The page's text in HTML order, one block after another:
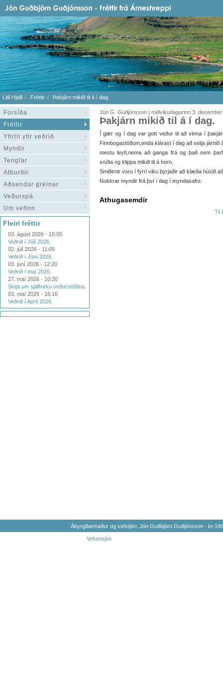
Litli Hjalli Fréttir Þakjárn mikið til á í dag.
Forsíða
Fréttir
Yfirlit yfir veðrið
Myndir
Tenglar
Atburðir
Aðsendar greinar
Veðurspá
Um vefinn
Fleiri fréttir
03. ágúst 2026 - 15:05
Veðrið í Júlí 2026.
02. júlí 2026 - 11:05
Veðrið í Júní 2026.
03. júní 2026 - 12:20
Veðrið í maí 2026.
27. maí 2026 - 10:20
Skipt um sjálfvirku veðurstöðina.
03. maí 2026 - 16:16
Veðrið í Apríl 2026.
Jón G. Guðjónsson | miðvikudagurinn 3.
Þakjárn mikið til á í dag.
Í gær og í dag var gott veður til að vinna í
Finnbogastöðum,enda klárast í dag að setja járnið
mestu leyti,nema að ganga frá og það sem
sníða og klippa mikið til á horn.
Smiðirnir voru í fyrri viku byrjaðir að klæða húsið
Nokkrar myndir frá því í dag í myndasafni.
Athugasemdir
Til
Ábyrgðarmaður og vefstjóri: Jón Guðbjörn Guðjónsson - kt-
Vefumsjón